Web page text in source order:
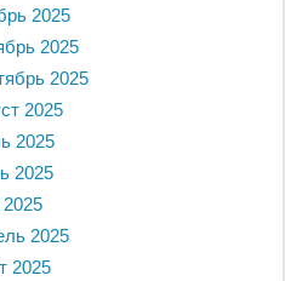
2025
2025
2025
2025
2025
2025
2025
2025